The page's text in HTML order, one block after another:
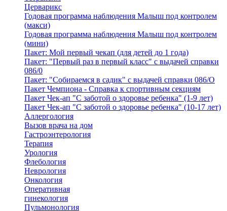
Церварикс
Годовая программа наблюдения Малыш под контролем
(макси)
Годовая программа наблюдения Малыш под контролем
(мини)
Пакет: Мой первый чекап (для детей до 1 года)
Пакет: "Первый раз в первый класс" с выдачей справки
086/0
Пакет: "Собираемся в садик" с выдачей справки 086/О
Пакет Чемпиона - Справка к спортивным секциям
Пакет Чек-ап "С заботой о здоровье ребенка" (1-9 лет)
Пакет Чек-ап "С заботой о здоровье ребенка" (10-17 лет)
Аллергология
Вызов врача на дом
Гастроэнтерология
Терапия
Урология
Флебология
Неврология
Онкология
Оперативная
гинекология
Пульмонология